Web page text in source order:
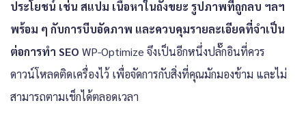
ประโยชน์ เช่น สแปม เนื้อหาในถังขยะ รูปภาพที่ถูกลบ ฯลฯ
พร้อม ๆ กับการบีบอัดภาพ และควบคุมรายละเอียดที่จำเป็น
ต่อการทำ SEO WP-Optimize จึงเป็นอีกหนึ่งปลั๊กอินที่ควร
ดาวน์โหลดติดเครื่องไว้ เพื่อจัดการกับสิ่งที่คุณมักมองข้าม และไม่
สามารถตามเช็กได้ตลอดเวลา